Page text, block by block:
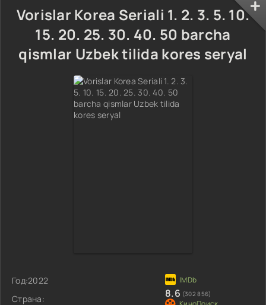
Vorislar Korea Seriali 1. 2. 3. 5. 10.
15. 20. 25. 30. 40. 50 barcha
qismlar Uzbek tilida kores seryal
Год:2022
Страна:
8.6 (302 856)